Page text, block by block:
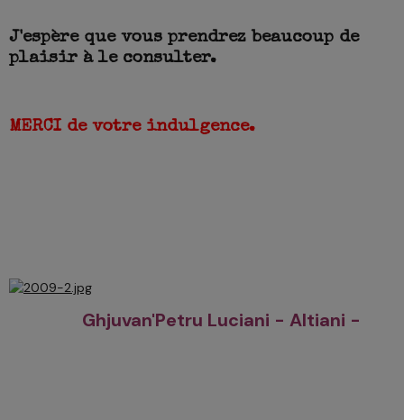
J'espère que vous prendrez beaucoup de
plaisir à le consulter.
MERCI de votre indulgence.
Ghjuvan'Petru Luciani - Altiani -